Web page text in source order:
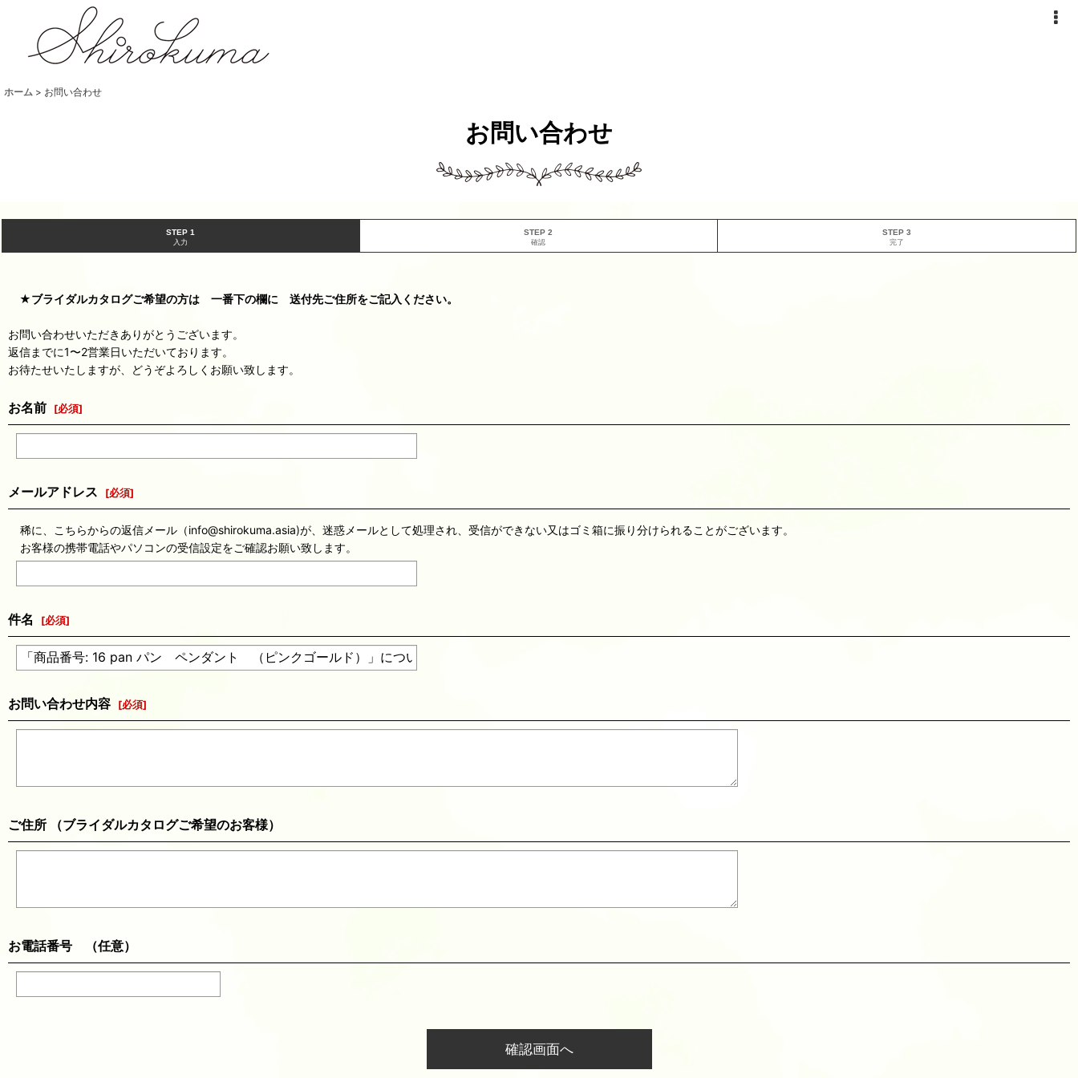
ホーム > お問い合わせ
お問い合わせ
STEP 1
入力
STEP 2
確認
STEP 3
完了
★ブライダルカタログご希望の方は 一番下の欄に 送付先ご住所をご記入ください。
お問い合わせいただきありがとうございます。
返信までに1〜2営業日いただいております。
お待たせいたしますが、どうぞよろしくお願い致します。
お名前 [必須]
メールアドレス [必須]
稀に、こちらからの返信メール（info@shirokuma.asia)が、迷惑メールとして処理され、受信ができない又はゴミ箱に振り分けられることがございます。
お客様の携帯電話やパソコンの受信設定をご確認お願い致します。
件名 [必須]
お問い合わせ内容 [必須]
ご住所 （ブライダルカタログご希望のお客様）
お電話番号 （任意）
確認画面へ